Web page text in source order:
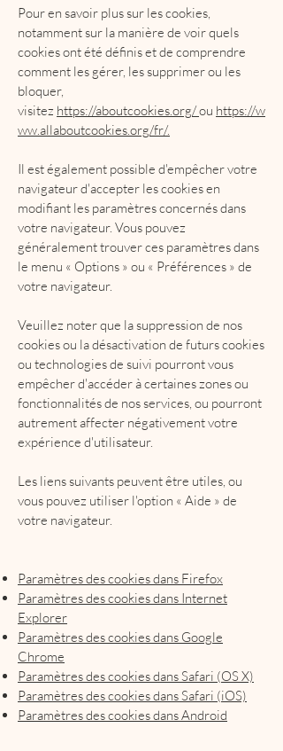
Pour en savoir plus sur les cookies,
notamment sur la manière de voir quels
cookies ont été définis et de comprendre
comment les gérer, les supprimer ou les
bloquer,
visitez https://aboutcookies.org/ou https://w
ww.allaboutcookies.org/fr/.
Il est également possible d'empêcher votre
navigateur d'accepter les cookies en
modifiant les paramètres concernés dans
votre navigateur. Vous pouvez
généralement trouver ces paramètres dans
le menu « Options » ou « Préférences » de
votre navigateur.
Veuillez noter que la suppression de nos
cookies ou la désactivation de futurs cookies
ou technologies de suivi pourront vous
empêcher d'accéder à certaines zones ou
fonctionnalités de nos services, ou pourront
autrement affecter négativement votre
expérience d'utilisateur.
Les liens suivants peuvent être utiles, ou
vous pouvez utiliser l'option « Aide » de
votre navigateur.
Paramètres des cookies dans Firefox
Paramètres des cookies dans Internet
Explorer
Paramètres des cookies dans Google
Chrome
Paramètres des cookies dans Safari (OS X)
Paramètres des cookies dans Safari (iOS)
Paramètres des cookies dans Android